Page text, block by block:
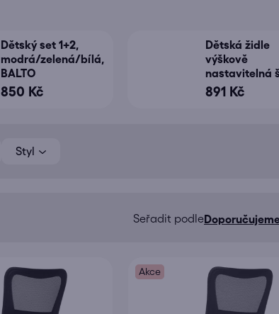
Dětský set 1+2,
modrá/zelená/bílá,
BALTO
850 Kč
Dětská židle
výškově
nastavitelná
síťovina
891 Kč
Ř
z
e
Styl
Akce